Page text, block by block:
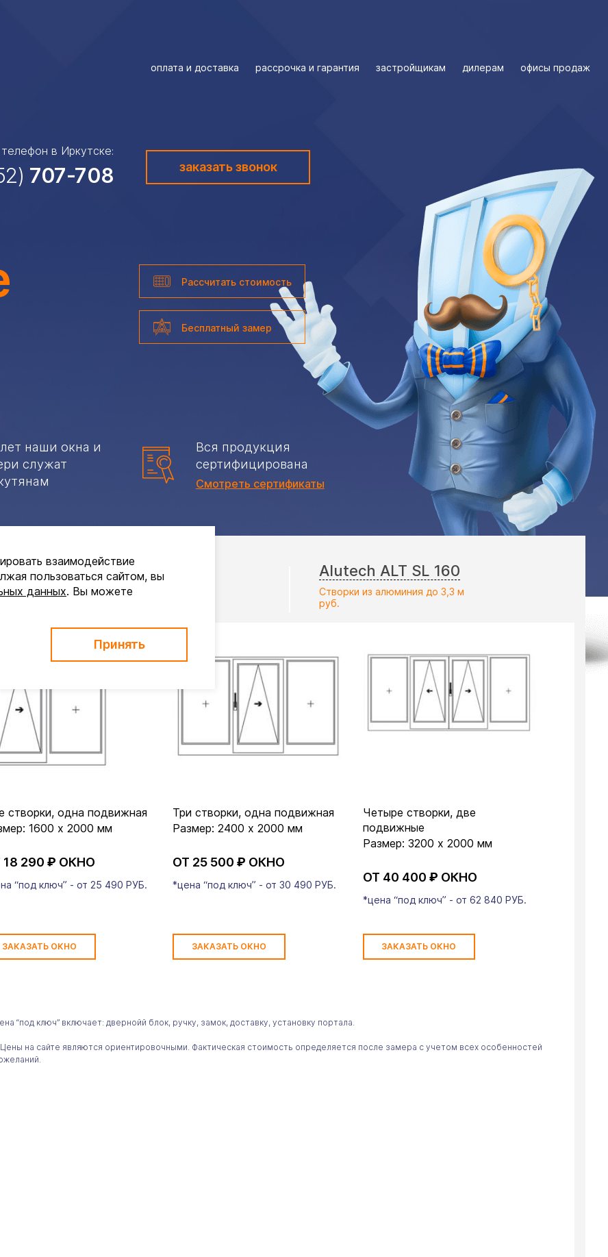
оплата и доставка рассрочка и гарантия застройщикам дилерам офисы продаж
телефон в Иркутске:
707-708 заказать звонок
Рассчитать стоимость
Бесплатный замер
наши окна и
служат
Вся продукция
сертифицирована
Смотреть сертификаты
Roto Patio Lift
Створки из ПВХ до 3 м
Alutech ALT SL 160
Створки из алюминия до 3,3 м
руб.
створки, одна подвижная
1600 x 2000 мм
18 290 ₽ ОКНО
“под ключ” - от 25 490 РУБ.
ЗАКАЗАТЬ ОКНО
Три створки, одна подвижная
Размер: 2400 х 2000 мм
ОТ 25 500₽ ОКНО
*цена “под ключ” - от 30 490 РУБ.
ЗАКАЗАТЬ ОКНО
Четыре створки, две
подвижные
Размер: 3200 х 2000 мм
ОТ 40 400 ₽ ОКНО
*цена “под ключ” - от 62 840 РУБ.
ЗАКАЗАТЬ ОКНО
“под ключ” включает: двернойй блок, ручку, замок, доставку, установку портала.
на сайте являются ориентировочными. Фактическая стоимость определяется после замера с учетом всех особенностей
взаимодействие
пользоваться сайтом, вы
данных. Вы можете
Принять